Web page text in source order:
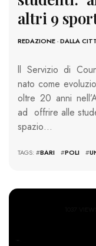
altri 9
REDAZIONE-DALLA
ll Servizio di
nato come
oltre 20 anni
ad offrire alle
spazio…
TAGS: #BARI #POLI #